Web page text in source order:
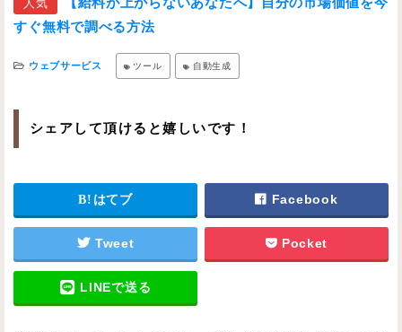
人気
すぐ無料で調べる方法
ウェブサービス ツール 自動生成
シェアして頂けると嬉しいです！
はてブ Facebook
Tweet Pocket
LINEで送る